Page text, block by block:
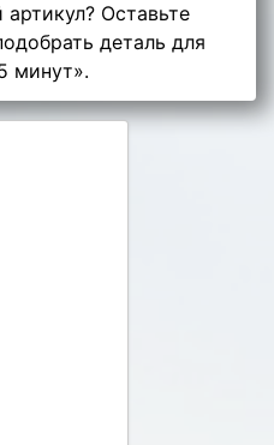
Оставьте
деталь для
минут».